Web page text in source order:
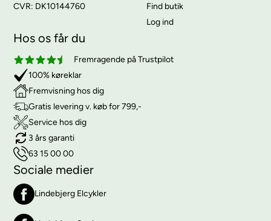
CVR: DK10144760
Find butik
Log ind
Hos os får du
Fremragende på Trustpilot
100% køreklar
Fremvisning hos dig
Gratis levering v. køb for 799,-
Service hos dig
3 års garanti
63 15 00 00
Sociale medier
Lindebjerg Elcykler